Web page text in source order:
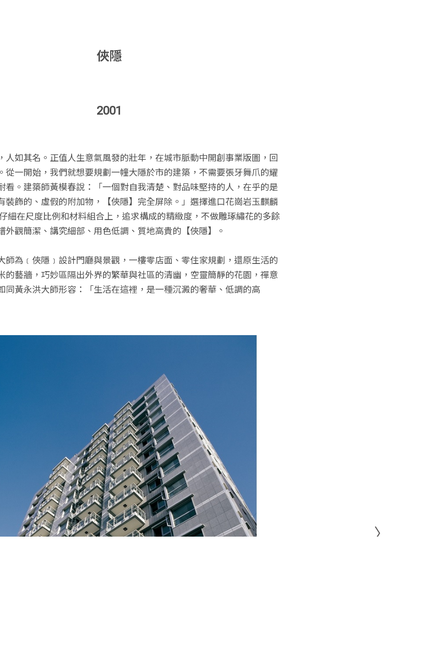
俠隱
2001
人如其名。正值人生意氣風發的壯年，在城市脈動中開創事業版圖，回
從一開始，我們就想要規劃一幢大隱於市的建築，不需要張牙舞爪的耀
看。建築師黃模春說：「一個對自我清楚、對品味堅持的人，在乎的是
裝飾的、虛假的附加物，【俠隱】完全屏除。」選擇進口花崗岩玉麒麟
細在尺度比例和材料組合上，追求構成的精緻度，不做雕琢繡花的多餘
外觀簡潔、講究細部、用色低調、質地高貴的【俠隱】。
師為﹝俠隱﹞設計門廳與景觀，一樓零店面、零住家規劃，還原生活的
的藝牆，巧妙區隔出外界的繁華與社區的清幽，空靈簡靜的花園，禪意
同黃永洪大師形容：「生活在這裡，是一種沉澱的奢華、低調的高